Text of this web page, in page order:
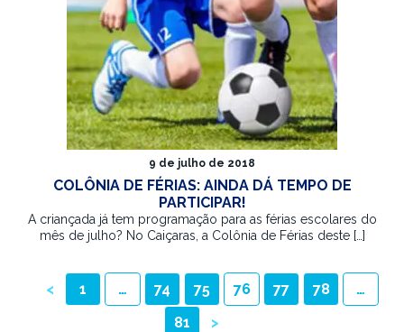
9 de julho de 2018
COLÔNIA DE FÉRIAS: AINDA DÁ TEMPO DE
PARTICIPAR!
A criançada já tem programação para as férias escolares do
mês de julho? No Caiçaras, a Colônia de Férias deste […]
PAGINAÇÃO
< 1 … 74 75 76 77 78
…
81
>